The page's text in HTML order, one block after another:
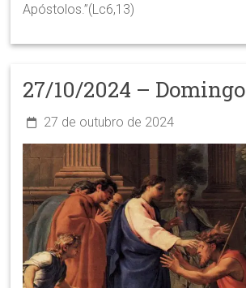
Apóstolos.”(Lc6,13)
27/10/2024 – Domingo
27 de outubro de 2024